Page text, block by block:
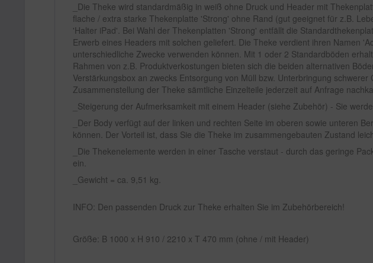
Die Theke wird standardmäßig in weiß ohne Druck und Header mit
flache / extra starke Thekenplatte 'Strong' ohne Rand (gut geeignet für z.B.
'Halter iPad'. Bei Wahl der Thekenplatten 'Strong' entfällt die
Erwerb eines Headers mit solchen geliefert. Die Theke verdient ihren Namen
unterschiedliche Zwecke verwenden können. Mit 1 oder 2 Standardböden
Rahmen von z.B. Produktverkostungen bieten sich die beiden alternativen
Verstärkungsbox an zwecks Entsorgung von Müll bzw. Unterbringung
Zusammenstellung der Theke sämtliche Einzelteile jederzeit auf Anfrage
Steigerung der Aufmerksamkeit mit einem Header (siehe Zubehör) - Sie
Der Body verfügt auf der linken und rechten Seite im oberen sowie unteren
können. Der Vorteil ist, dass Sie die Theke im zusammengebauten Zustand
Die Thekenelemente werden in einer Tasche verstaut - durch das geringe
ein.
Gewicht = ca. 9,51 kg.
INFO: Den passenden Druck zur Theke erhalten Sie im Zubehörbereich!
Größe: B 1000 x H 910 / 2210 x T 470 mm (ohne / mit Header)